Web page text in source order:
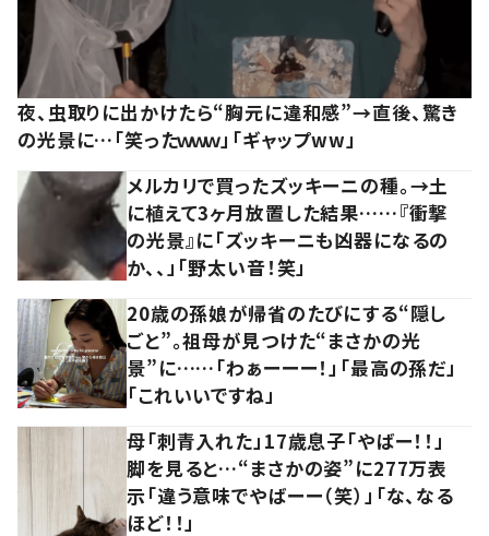
夜、虫取りに出かけたら“胸元に違和感”→直後、驚き
の光景に…「笑ったｗｗｗ」「ギャップww」
メルカリで買ったズッキーニの種。→土
に植えて3ヶ月放置した結果……『衝撃
の光景』に「ズッキーニも凶器になるの
か、、」「野太い音！笑」
20歳の孫娘が帰省のたびにする“隠し
ごと”。祖母が見つけた“まさかの光
景”に……「わぁーーー！」「最高の孫だ」
「これいいですね」
母「刺青入れた」17歳息子「やばー！！」
脚を見ると…“まさかの姿”に277万表
示「違う意味でやばーー（笑）」「な、なる
ほど！！」